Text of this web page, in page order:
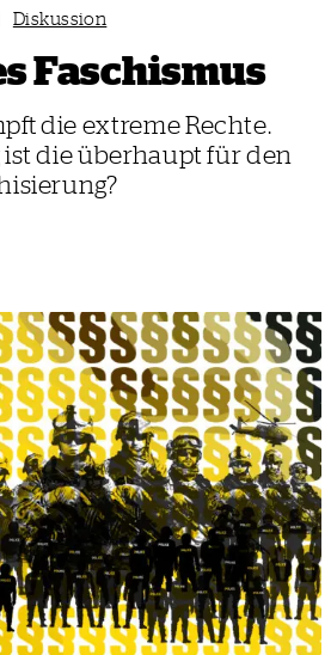
Diskussion
Faschismus
die extreme Rechte.
die überhaupt für den